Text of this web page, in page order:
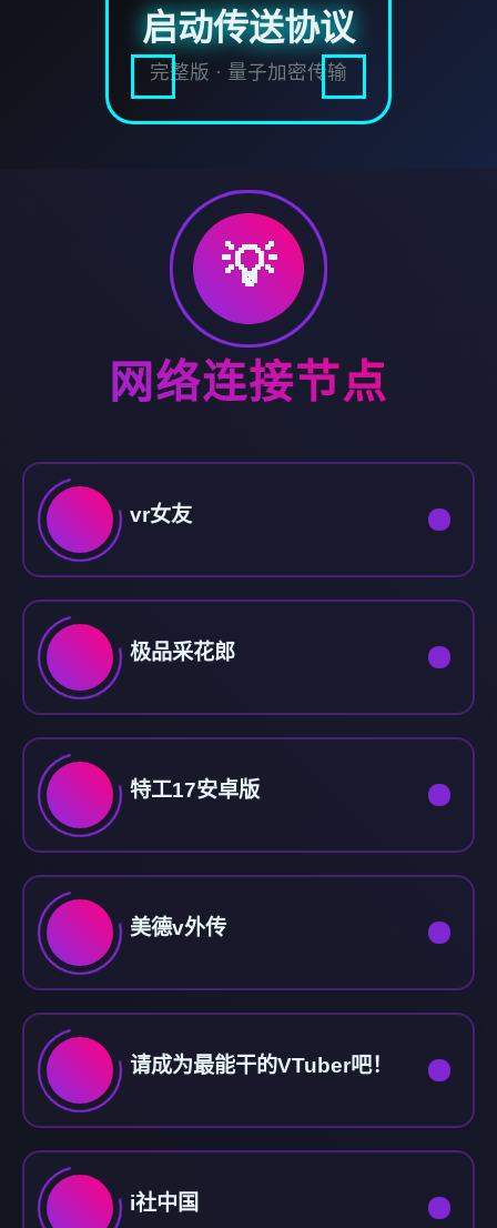
启动传送协议
完整版 · 量子加密传输
💡
网络连接节点
vr女友
极品采花郎
特工17安卓版
美德v外传
请成为最能干的VTuber吧！
i社中国